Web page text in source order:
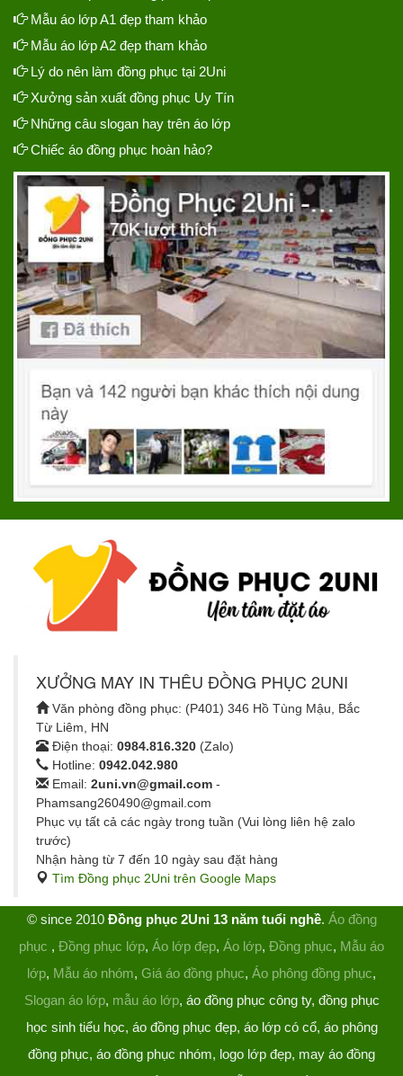
Mẫu áo lớp A1 đẹp tham khảo
Mẫu áo lớp A2 đẹp tham khảo
Lý do nên làm đồng phục tại 2Uni
Xưởng sản xuất đồng phục Uy Tín
Những câu slogan hay trên áo lớp
Chiếc áo đồng phục hoàn hảo?
XƯỞNG MAY IN THÊU ĐỒNG PHỤC 2UNI
Văn phòng đồng phục: (P401) 346 Hồ Tùng Mậu, Bắc
Từ Liêm, HN
Điện thoại: 0984.816.320 (Zalo)
Hotline: 0942.042.980
Email: 2uni.vn@gmail.com -
Phamsang260490@gmail.com
Phục vụ tất cả các ngày trong tuần (Vui lòng liên hệ zalo
trước)
Nhận hàng từ 7 đến 10 ngày sau đặt hàng
Tìm Đồng phục 2Uni trên Google Maps
© since 2010 Đồng phục 2Uni 13 năm tuổi nghề. Áo đồng
phục , Đồng phục lớp, Áo lớp đẹp, Áo lớp, Đồng phục, Mẫu áo
lớp, Mẫu áo nhóm, Giá áo đồng phục, Áo phông đồng phục,
Slogan áo lớp, mẫu áo lớp, áo đồng phục công ty, đồng phục
học sinh tiểu học, áo đồng phục đẹp, áo lớp có cổ, áo phông
đồng phục, áo đồng phục nhóm, logo lớp đẹp, may áo đồng